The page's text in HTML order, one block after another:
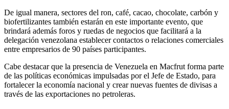
De igual manera, sectores del ron, café, cacao, chocolate, carbón y
biofertilizantes también estarán en este importante evento, que
brindará además foros y ruedas de negocios que facilitará a la
delegación venezolana establecer contactos o relaciones comerciales
entre empresarios de 90 países participantes.
Cabe destacar que la presencia de Venezuela en Macfrut forma parte
de las políticas económicas impulsadas por el Jefe de Estado, para
fortalecer la economía nacional y crear nuevas fuentes de divisas a
través de las exportaciones no petroleras.